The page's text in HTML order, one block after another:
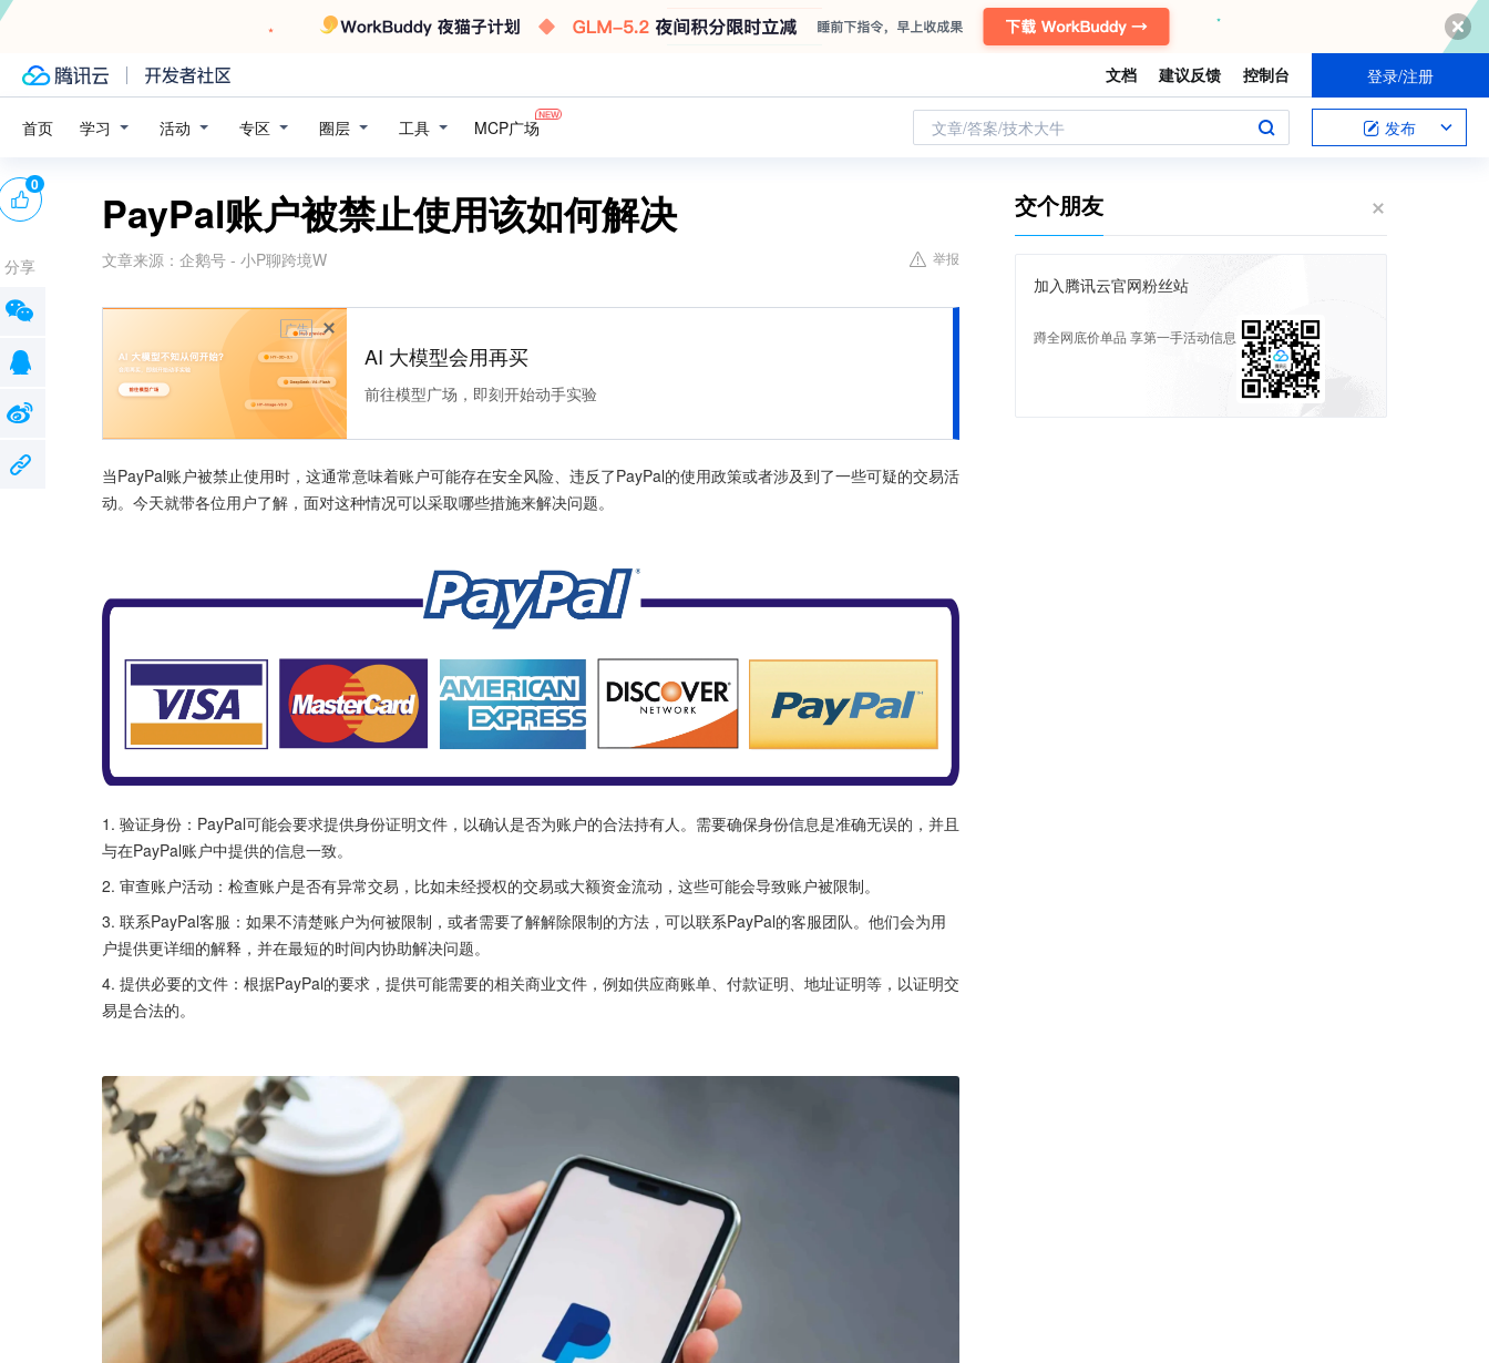
文档 建议反馈 控制台 登录/注册
首页 学习 活动 专区 圈层 工具 MCP广场 文章/答案/技术大牛 发布
PayPal账户被禁止使用该如何解决
文章来源： 企鹅号 - 小P聊跨境W 举报
广告
AI 大模型会用再买
前往模型广场，即刻开始动手实验
当PayPal账户被禁止使用时，这通常意味着账户可能存在安全风险、违反了PayPal的使用政策或者涉及到了一些可疑的交易活
动。今天就带各位用户了解，面对这种情况可以采取哪些措施来解决问题。
1. 验证身份：PayPal可能会要求提供身份证明文件，以确认是否为账户的合法持有人。需要确保身份信息是准确无误的，并且
与在PayPal账户中提供的信息一致。
2. 审查账户活动：检查账户是否有异常交易，比如未经授权的交易或大额资金流动，这些可能会导致账户被限制。
3. 联系PayPal客服：如果不清楚账户为何被限制，或者需要了解解除限制的方法，可以联系PayPal的客服团队。他们会为用
户提供更详细的解释，并在最短的时间内协助解决问题。
4. 提供必要的文件：根据PayPal的要求，提供可能需要的相关商业文件，例如供应商账单、付款证明、地址证明等，以证明交
易是合法的。
0
分享
交个朋友
加入腾讯云官网粉丝站
蹲全网底价单品 享第一手活动信息